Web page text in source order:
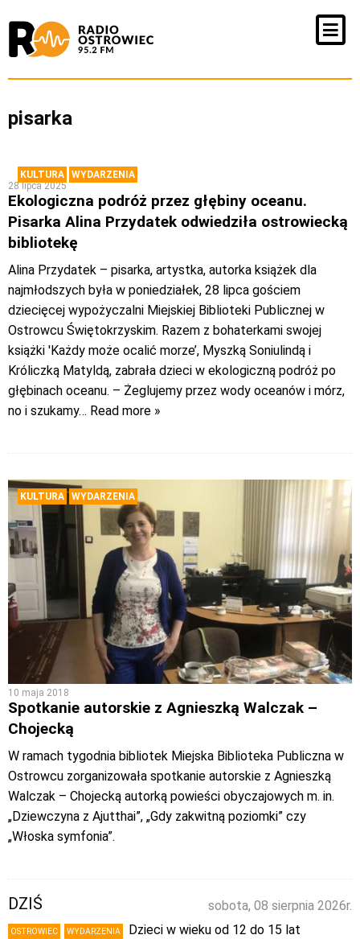
pisarka
KULTURA
WYDARZENIA
28 lipca 2025
Ekologiczna podróż przez głębiny oceanu.
Pisarka Alina Przydatek odwiedziła ostrowiecką
bibliotekę
Alina Przydatek – pisarka, artystka, autorka książek dla
najmłodszych była w poniedziałek, 28 lipca gościem
dziecięcej wypożyczalni Miejskiej Biblioteki Publicznej w
Ostrowcu Świętokrzyskim. Razem z bohaterkami swojej
książki 'Każdy może ocalić morze’, Myszką Soniulindą i
Króliczką Matyldą, zabrała dzieci w ekologiczną podróż po
głębinach oceanu. – Żeglujemy przez wody oceanów i mórz,
no i szukamy… Read more »
KULTURA WYDARZENIA
10 maja 2018
Spotkanie autorskie z Agnieszką Walczak –
Chojecką
W ramach tygodnia bibliotek Miejska Biblioteka Publiczna w
Ostrowcu zorganizowała spotkanie autorskie z Agnieszką
Walczak – Chojecką autorką powieści obyczajowych m. in.
„Dziewczyna z Ajutthai”, „Gdy zakwitną poziomki” czy
„Włoska symfonia”.
sobota, 08 sierpnia 2026r.
DZIŚ
OSTROWIEC WYDARZENIA
Dzieci w wieku od 12 do 15 lat